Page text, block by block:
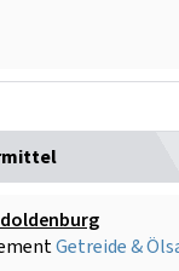
Getreide &